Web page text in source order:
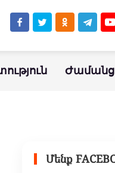
Ժամանց
Մենք